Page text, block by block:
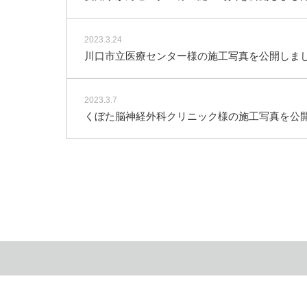
2023.3.24
川口市立医療センター様の施工写真を公開しま
2023.3.7
くぼた脳神経外科クリニック様の施工写真を公